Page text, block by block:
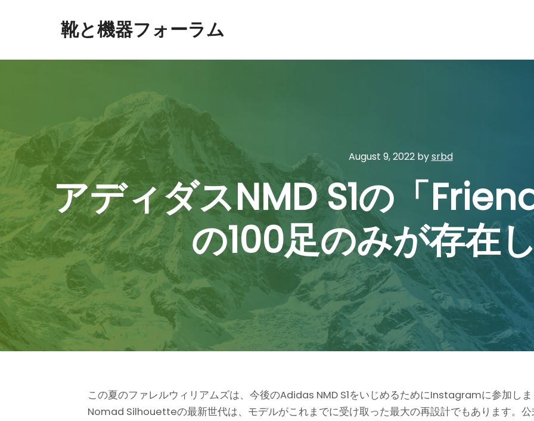
靴と機器フォーラム
August 9, 2022bysrbd
アディダスNMD S1の「
の100足のみが存在
この夏のファレルウィリアムズは、今後のAdidas NMD S1をいじめるためにInstagramに参加し
Nomad Silhouetteの最新世代は、モデルがこれまでに受け取った最大の再設計でもあります。